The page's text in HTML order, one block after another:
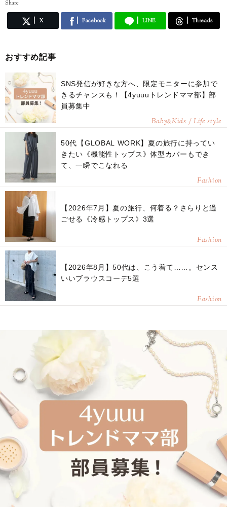
Share
X Facebook LINE Threads
おすすめ記事
SNS発信が好きな方へ、限定モニターに参加で
きるチャンスも！【4yuuuトレンドママ部】部
員募集中
Baby&Kids / Life style
50代【GLOBAL WORK】夏の旅行に持ってい
きたい《機能性トップス》体型カバーもでき
て、一瞬でこなれる
Fashion
【2026年7月】夏の旅行、何着る？さらりと過
ごせる《冷感トップス》3選
Fashion
【2026年8月】50代は、こう着て……。センス
いいブラウスコーデ5選
Fashion